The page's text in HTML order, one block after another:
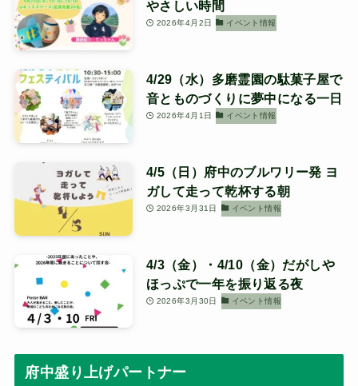
やさしい時間
2026年4月2日 イベント情報
4/29（水）多磨霊園の駄菓子屋で
音とものづくりに夢中になる一日
2026年4月1日 イベント情報
4/5（日）府中のブルワリー発 ヨ
ガして走って乾杯する朝
2026年3月31日 イベント情報
4/3（金）・4/10（金）だがしや
ほっぷで一年を振り返る夜
2026年3月30日 イベント情報
府中盛り上げパートナー